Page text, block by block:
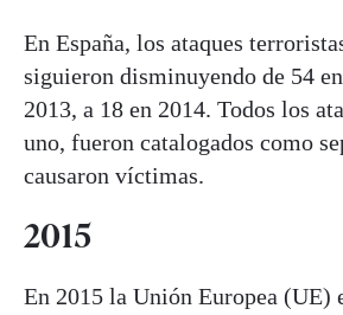
En España, los ataques
siguieron disminuyendo de 54
2013, a 18 en 2014. Todos los
uno, fueron catalogados como
causaron víctimas.
2015
En 2015 la Unión Europea (UE)